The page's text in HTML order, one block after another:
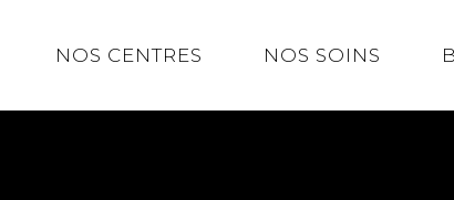
NOS CENTRES NOS SOINS